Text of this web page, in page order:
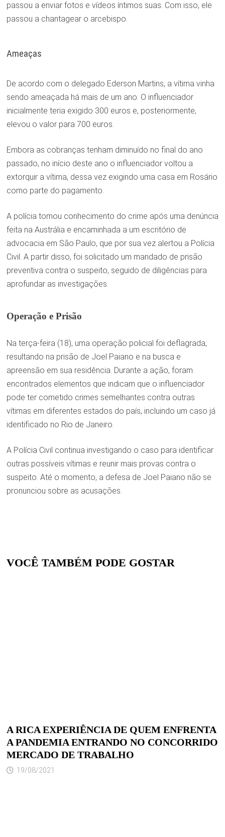
passou a enviar fotos e vídeos íntimos suas. Com isso, ele
passou a chantagear o arcebispo.
Ameaças
De acordo com o delegado Ederson Martins, a vítima vinha
sendo ameaçada há mais de um ano. O influenciador
inicialmente teria exigido 300 euros e, posteriormente,
elevou o valor para 700 euros.
Embora as cobranças tenham diminuído no final do ano
passado, no início deste ano o influenciador voltou a
extorquir a vítima, dessa vez exigindo uma casa em Rosário
como parte do pagamento.
A polícia tomou conhecimento do crime após uma denúncia
feita na Austrália e encaminhada a um escritório de
advocacia em São Paulo, que por sua vez alertou a Polícia
Civil. A partir disso, foi solicitado um mandado de prisão
preventiva contra o suspeito, seguido de diligências para
aprofundar as investigações.
Operação e Prisão
Na terça-feira (18), uma operação policial foi deflagrada,
resultando na prisão de Joel Paiano e na busca e
apreensão em sua residência. Durante a ação, foram
encontrados elementos que indicam que o influenciador
pode ter cometido crimes semelhantes contra outras
vítimas em diferentes estados do país, incluindo um caso já
identificado no Rio de Janeiro.
A Polícia Civil continua investigando o caso para identificar
outras possíveis vítimas e reunir mais provas contra o
suspeito. Até o momento, a defesa de Joel Paiano não se
pronunciou sobre as acusações.
VOCÊ TAMBÉM PODE GOSTAR
A RICA EXPERIÊNCIA DE QUEM ENFRENTA
A PANDEMIA ENTRANDO NO CONCORRIDO
MERCADO DE TRABALHO
19/08/2021